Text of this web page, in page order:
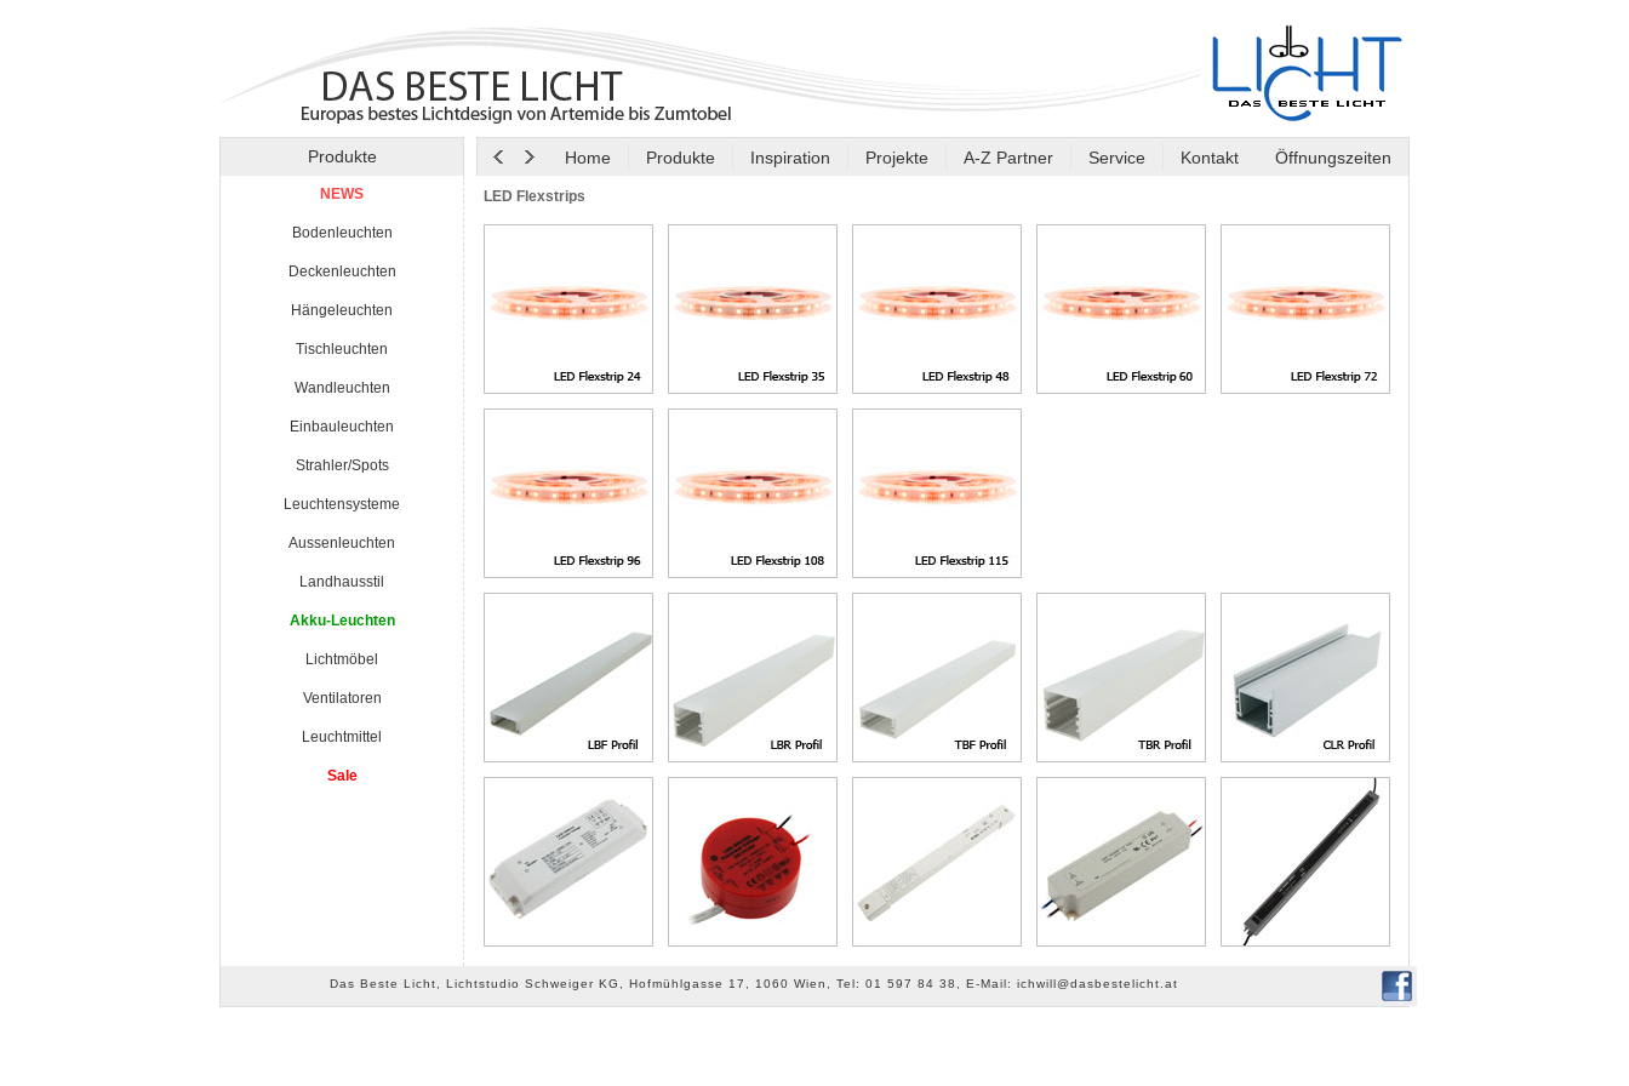
Produkte Home Produkte Inspiration Projekte A-Z Partner Service Kontakt Öffnungszeiten
NEWS
Bodenleuchten
Deckenleuchten
Hängeleuchten
Tischleuchten
Wandleuchten
Einbauleuchten
Strahler/Spots
Leuchtensysteme
Aussenleuchten
Landhausstil
Akku-Leuchten
Lichtmöbel
Ventilatoren
Leuchtmittel
Sale
LED Flexstrips
Das Beste Licht, Lichtstudio Schweiger KG, Hofmühlgasse 17, 1060 Wien, Tel: 01 597 84 38, E-Mail: ichwill@dasbestelicht.at